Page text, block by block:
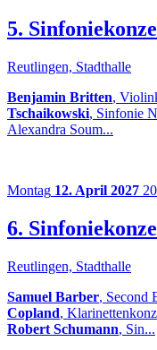
5.
Reutlingen, Stadthalle
Benjamin Britten,
Tschaikowski, Sinfonie
Alexandra Soum...
Montag 12. April 2027
6.
Reutlingen, Stadthalle
Samuel Barber, Second
Copland,
Robert Schumann, Sin...